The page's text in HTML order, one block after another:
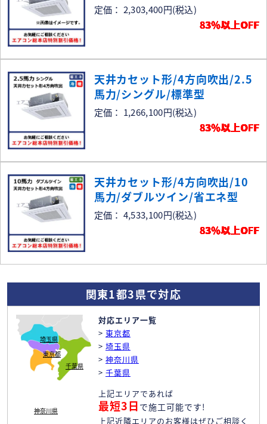
定価： 2,303,400円(税込)
83％以上OFF
天井カセット形/4方向吹出/2.5
馬力/シングル/標準型
定価： 1,266,100円(税込)
83％以上OFF
天井カセット形/4方向吹出/10
馬力/ダブルツイン/省エネ型
定価： 4,533,100円(税込)
83％以上OFF
関東1都3県で対応
東京都
埼玉県
神奈川県
千葉県
対応エリア一覧
> 東京都
> 埼玉県
> 神奈川県
> 千葉県
上記エリアであれば
最短3日 で施工可能です!
上記近隣エリアのお客様はぜひご相談く